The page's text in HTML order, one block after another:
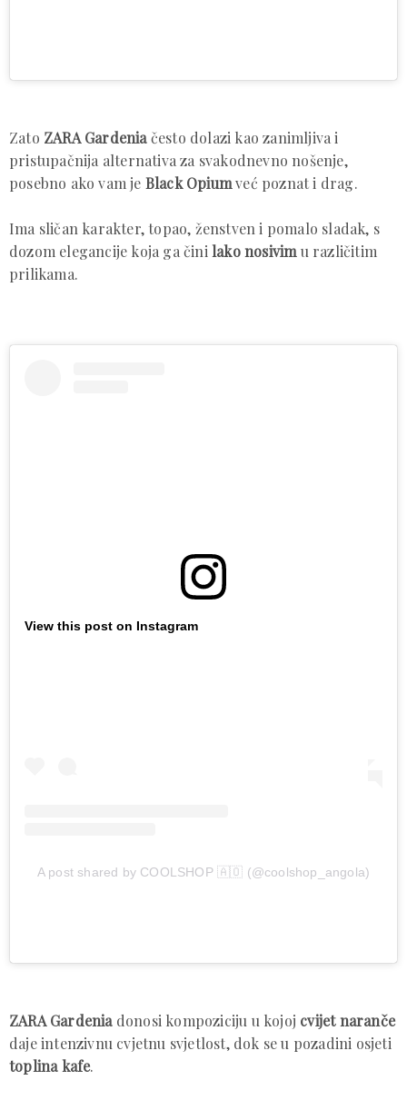
Zato ZARA Gardeniačesto dolazi kao zanimljiva i
pristupačnija alternativa za svakodnevno nošenje,
posebno ako vam je Black Opiumveć poznat i drag.
Ima sličan karakter, topao, ženstven i pomalo sladak, s
dozom elegancije koja ga čini lako nosivim u različitim
prilikama.
View this post on Instagram
A post shared by COOLSHOP 🇦🇴 (@coolshop_angola)
ZARA Gardenia donosi kompoziciju u kojoj cvijet naranče
daje intenzivnu cvjetnu svjetlost, dok se u pozadini osjeti
toplina kafe.